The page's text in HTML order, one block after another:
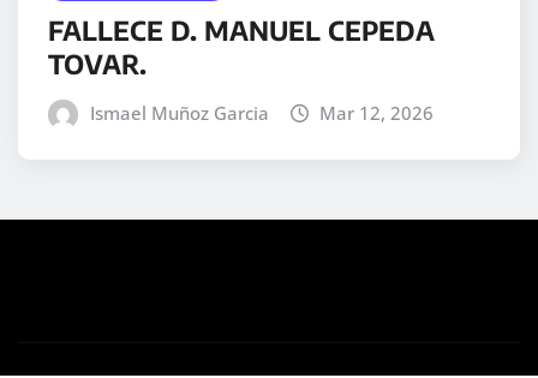
FALLECE D. MANUEL CEPEDA
TOVAR.
Ismael Muñoz Garcia Mar 12, 2026